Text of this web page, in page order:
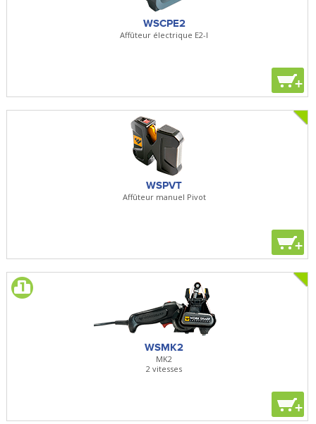
WSCPE2
Affûteur électrique E2-I
+
WSPVT
Affûteur manuel Pivot
+
WSMK2
MK2
2 vitesses
+